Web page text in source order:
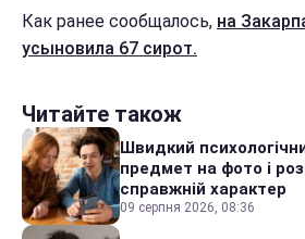
Как ранее сообщалось, на
усыновила 67 сирот.
Читайте також
Швидкий
предмет на фото і
справжній характер
09 серпня 2026, 08:36